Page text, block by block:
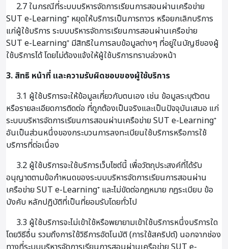
2.7 ในกรณีที่ระบบบริหารจัดการเรียนการสอนผ่านเครือข่าย
SUT e-Learning⁺ หยุดให้บริการเป็นการถาวร หรือยกเลิกบริการ
แก่ผู้ใช้บริการ ระบบบริหารจัดการเรียนการสอนผ่านเครือข่าย
SUT e-Learning⁺ มีสิทธิในการลบข้อมูลต่างๆ ที่อยู่ในบัญชีของผู้
ใช้บริการได้ โดยไม่ต้องแจ้งให้ผู้ใช้บริการทราบล่วงหน้า
3. สิทธิ หน้าที่ และความรับผิดชอบของผู้ใช้บริการ
3.1 ผู้ใช้บริการจะให้ข้อมูลเกี่ยวกับตนเอง เช่น ข้อมูลระบุตัวตน
หรือรายละเอียดการติดต่อ ที่ถูกต้องเป็นจริงและเป็นปัจจุบันเสมอ แก่
ระบบบริหารจัดการเรียนการสอนผ่านเครือข่าย SUT e-Learning⁺
อันเป็นส่วนหนึ่งของกระบวนการลงทะเบียนใช้บริการหรือการใช้
บริการที่ต่อเนื่อง
3.2 ผู้ใช้บริการจะใช้บริการเว็บไซต์นี้ เพื่อวัตถุประสงค์ที่ได้รับ
อนุญาตตามข้อกำหนดของระบบบริหารจัดการเรียนการสอนผ่าน
เครือข่าย SUT e-Learning⁺ และไม่ขัดต่อกฎหมาย กฎระเบียบ ข้อ
บังคับ หลักปฏิบัติที่เป็นที่ยอมรับโดยทั่วไป
3.3 ผู้ใช้บริการจะไม่เข้าใช้หรือพยายามเข้าใช้บริการหนึ่งบริการใด
โดยวิธีอื่น รวมถึงการใช้วิธีการอัตโนมัติ (การใช้สคริปต์) นอกจากช่อง